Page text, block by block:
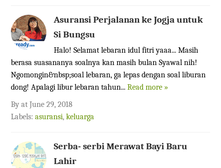
Asuransi Perjalanan ke Jogja untuk
Si Bungsu
Halo! Selamat lebaran idul fitri yaaa... Masih
berasa suasananya soalnya kan masih bulan Syawal nih!
Ngomongin&nbsp;soal lebaran, ga lepas dengan soal liburan
dong! Apalagi libur lebaran tahun...Read more »
ByatJune 29, 2018
Labels:asuransi,keluarga
Serba- serbi Merawat Bayi Baru
Lahir